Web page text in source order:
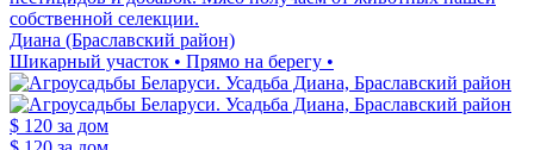
собственной селекции.
Диана (Браславский район)
Шикарный участок • Прямо на берегу •
$ 120 за дом